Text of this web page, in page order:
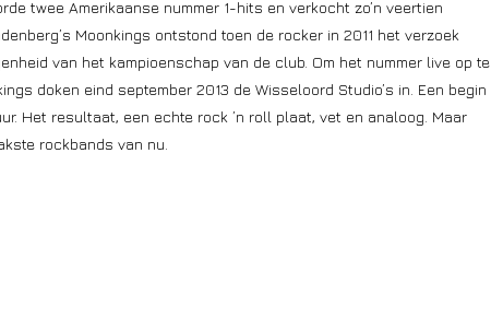
twee Amerikaanse nummer 1-hits en verkocht zo’n veertien
Moonkings ontstond toen de rocker in 2011 het verzoek
van het kampioenschap van de club. Om het nummer live op te
doken eind september 2013 de Wisseloord Studio’s in. Een begin
Het resultaat, een echte rock ’n roll plaat, vet en analoog. Maar
rockbands van nu.